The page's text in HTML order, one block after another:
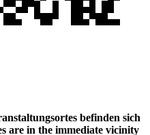
befinden sich
are in the immediate vicinity